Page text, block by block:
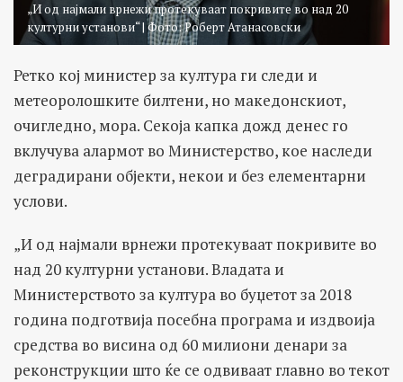
„И од најмали врнежи протекуваат покривите во над 20
културни установи“ | Фото: Роберт Атанасовски
Ретко кој министер за култура ги следи и
метеоролошките билтени, но македонскиот,
очигледно, мора. Секоја капка дожд денес го
вклучува алармот во Министерство, кое наследи
деградирани објекти, некои и без елементарни
услови.
„И од најмали врнежи протекуваат покривите во
над 20 културни установи. Владата и
Министерството за култура во буџетот за 2018
година подготвија посебна програма и издвоија
средства во висина од 60 милиони денари за
реконструкции што ќе се одвиваат главно во текот